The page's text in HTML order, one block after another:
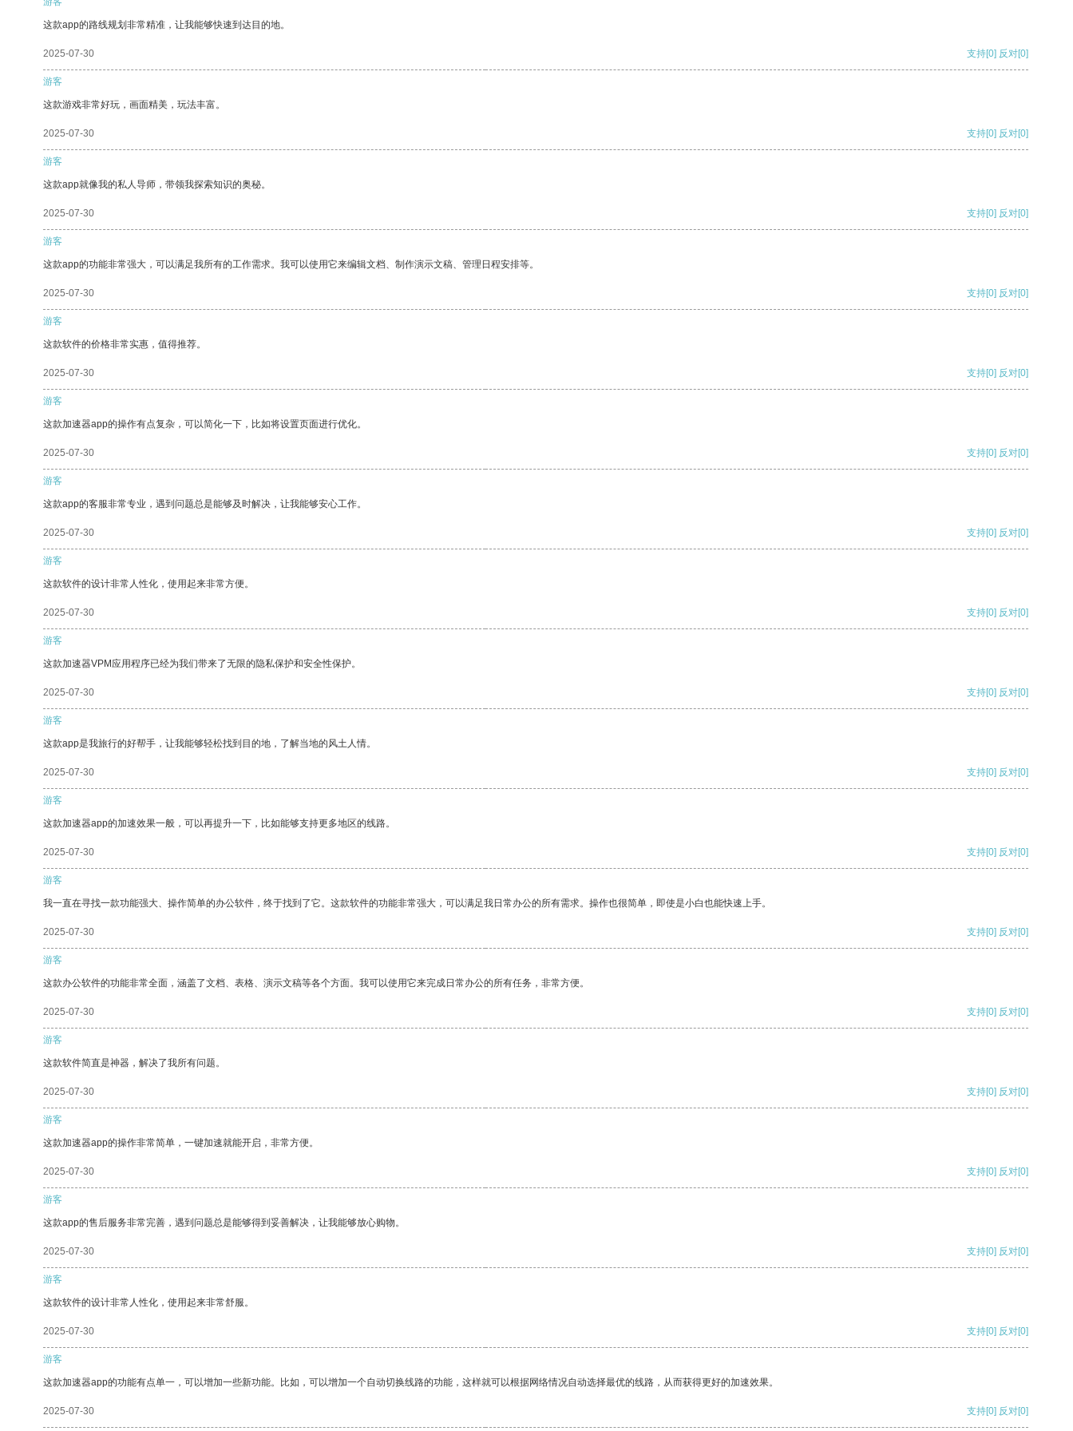
这款app的路线规划非常精准，让我能够快速到达目的地。
2025-07-30 支持[0] 反对[0]
游客
这款游戏非常好玩，画面精美，玩法丰富。
2025-07-30 支持[0] 反对[0]
游客
这款app就像我的私人导师，带领我探索知识的奥秘。
2025-07-30 支持[0] 反对[0]
游客
这款app的功能非常强大，可以满足我所有的工作需求。我可以使用它来编辑文档、制作演示文稿、管理日程安排等。
2025-07-30 支持[0] 反对[0]
游客
这款软件的价格非常实惠，值得推荐。
2025-07-30 支持[0] 反对[0]
游客
这款加速器app的操作有点复杂，可以简化一下，比如将设置页面进行优化。
2025-07-30 支持[0] 反对[0]
游客
这款app的客服非常专业，遇到问题总是能够及时解决，让我能够安心工作。
2025-07-30 支持[0] 反对[0]
游客
这款软件的设计非常人性化，使用起来非常方便。
2025-07-30 支持[0] 反对[0]
游客
这款加速器VPM应用程序已经为我们带来了无限的隐私保护和安全性保护。
2025-07-30 支持[0] 反对[0]
游客
这款app是我旅行的好帮手，让我能够轻松找到目的地，了解当地的风土人情。
2025-07-30 支持[0] 反对[0]
游客
这款加速器app的加速效果一般，可以再提升一下，比如能够支持更多地区的线路。
2025-07-30 支持[0] 反对[0]
游客
我一直在寻找一款功能强大、操作简单的办公软件，终于找到了它。这款软件的功能非常强大，可以满足我日常办公的所有需求。操作也很简单，即使是小白也能快速上手。
2025-07-30 支持[0] 反对[0]
游客
这款办公软件的功能非常全面，涵盖了文档、表格、演示文稿等各个方面。我可以使用它来完成日常办公的所有任务，非常方便。
2025-07-30 支持[0] 反对[0]
游客
这款软件简直是神器，解决了我所有问题。
2025-07-30 支持[0] 反对[0]
游客
这款加速器app的操作非常简单，一键加速就能开启，非常方便。
2025-07-30 支持[0] 反对[0]
游客
这款app的售后服务非常完善，遇到问题总是能够得到妥善解决，让我能够放心购物。
2025-07-30 支持[0] 反对[0]
游客
这款软件的设计非常人性化，使用起来非常舒服。
2025-07-30 支持[0] 反对[0]
游客
这款加速器app的功能有点单一，可以增加一些新功能。比如，可以增加一个自动切换线路的功能，这样就可以根据网络情况自动选择最优的线路，从而获得更好的加速效果。
2025-07-30 支持[0] 反对[0]